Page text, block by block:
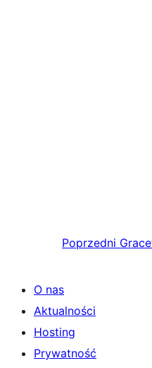
Poprzedni
O nas
Aktualności
Hosting
Prywatność